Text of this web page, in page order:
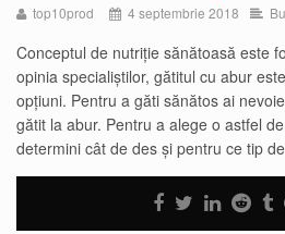
top10prod 4 septembrie 2018
Conceptul de nutriție sănătoasă este
opinia specialiștilor, gătitul cu abur
opțiuni. Pentru a găti sănătos ai
gătit la abur. Pentru a alege o astfel
determini cât de des și pentru ce tip